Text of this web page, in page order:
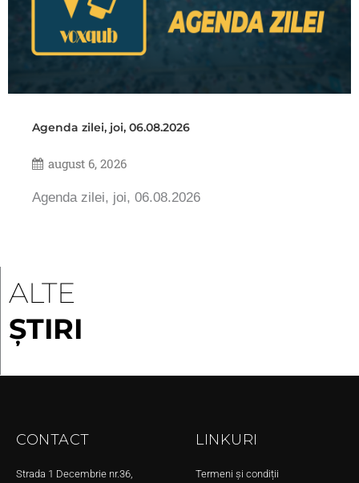
Agenda zilei, joi, 06.08.2026
august 6, 2026
Agenda zilei, joi, 06.08.2026
ALTE
ȘTIRI
CONTACT
Strada 1 Decembrie nr.36,
LINKURI
Termeni și condiții